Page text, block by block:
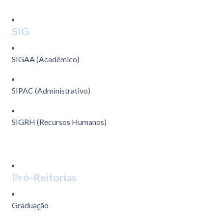
SIG
SIGAA (Acadêmico)
SIPAC (Administrativo)
SIGRH (Recursos Humanos)
Pró-Reitorias
Graduação